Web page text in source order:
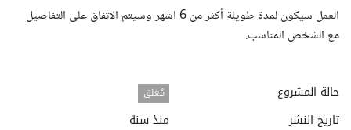
العمل سيكون لمدة طويلة أكثر من 6 اشهر وسيتم الاتفاق على التفاصيل
مع الشخص المناسب.
حالة المشروع مُغلق
تاريخ النشر
منذ سنة